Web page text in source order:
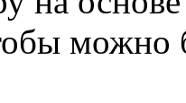
можно